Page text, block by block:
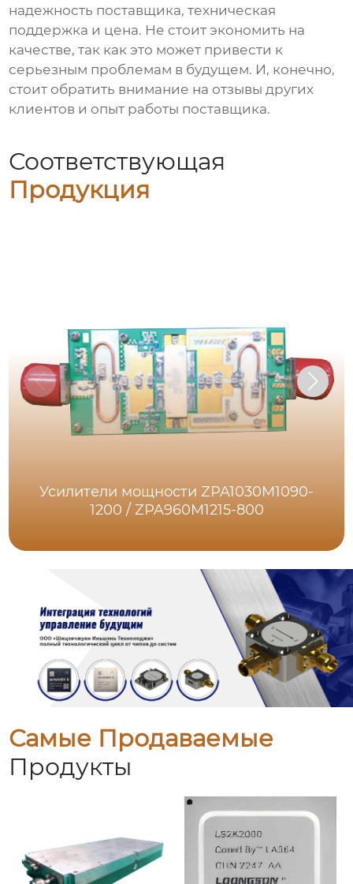
надежность поставщика, техническая
поддержка и цена. Не стоит экономить на
качестве, так как это может привести к
серьезным проблемам в будущем. И, конечно,
стоит обратить внимание на отзывы других
клиентов и опыт работы поставщика.
Соответствующая
Продукция
Усилители мощности ZPA1030M1090-
1200 / ZPA960M1215-800
Самые Продаваемые
Продукты